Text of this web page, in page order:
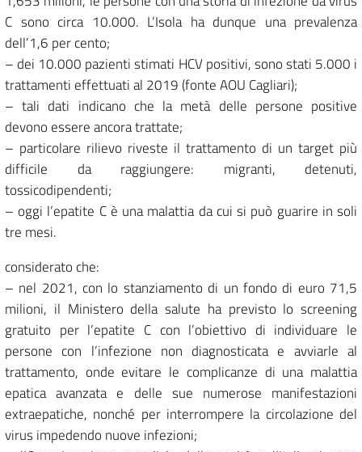
C sono circa 10.000. L’Isola ha dunque una prevalenza
dell’1,6 per cento;
– dei 10.000 pazienti stimati HCV positivi, sono stati 5.000 i
trattamenti effettuati al 2019 (fonte AOU Cagliari);
– tali dati indicano che la metà delle persone positive
devono essere ancora trattate;
– particolare rilievo riveste il trattamento di un target più
difficile da raggiungere: migranti, detenuti,
tossicodipendenti;
– oggi l’epatite C è una malattia da cui si può guarire in soli
tre mesi.
considerato che:
– nel 2021, con lo stanziamento di un fondo di euro 71,5
milioni, il Ministero della salute ha previsto lo screening
gratuito per l’epatite C con l’obiettivo di individuare le
persone con l’infezione non diagnosticata e avviarle al
trattamento, onde evitare le complicanze di una malattia
epatica avanzata e delle sue numerose manifestazioni
extraepatiche, nonché per interrompere la circolazione del
virus impedendo nuove infezioni;